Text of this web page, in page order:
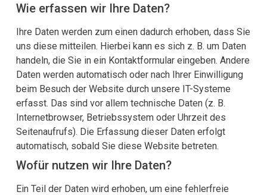
Wie erfassen wir Ihre Daten?
Ihre Daten werden zum einen dadurch erhoben, dass Sie
uns diese mitteilen. Hierbei kann es sich z. B. um Daten
handeln, die Sie in ein Kontaktformular eingeben. Andere
Daten werden automatisch oder nach Ihrer Einwilligung
beim Besuch der Website durch unsere IT-Systeme
erfasst. Das sind vor allem technische Daten (z. B.
Internetbrowser, Betriebssystem oder Uhrzeit des
Seitenaufrufs). Die Erfassung dieser Daten erfolgt
automatisch, sobald Sie diese Website betreten.
Wofür nutzen wir Ihre Daten?
Ein Teil der Daten wird erhoben, um eine fehlerfreie